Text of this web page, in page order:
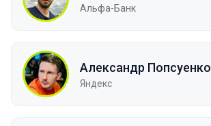
Альфа-Банк
Александр Попсуенко
Яндекс